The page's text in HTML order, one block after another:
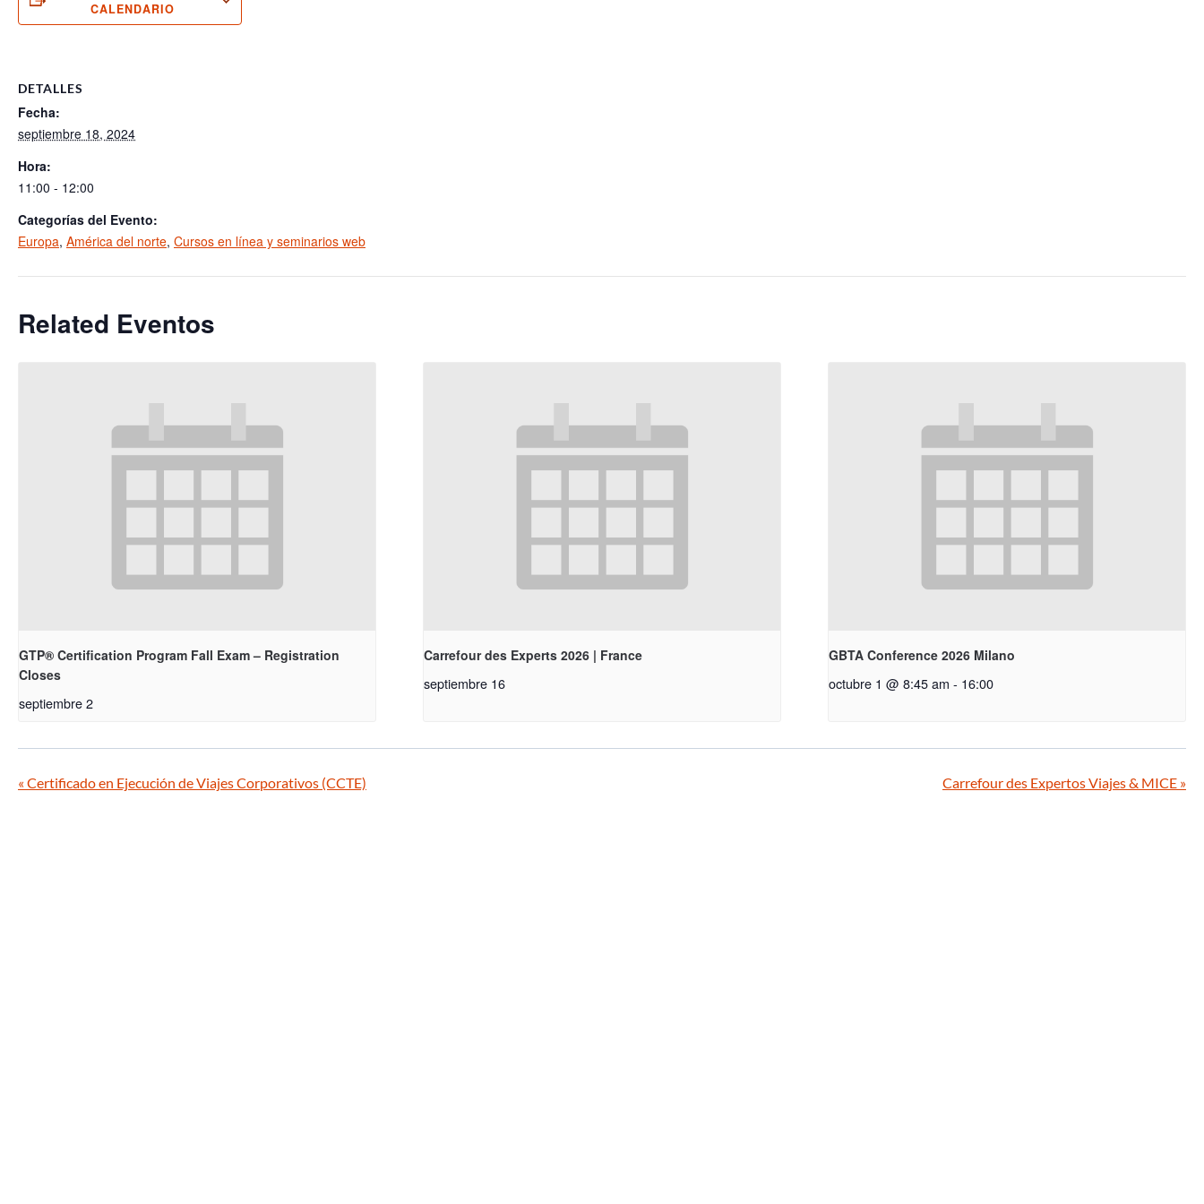
CALENDARIO
DETALLES
Fecha:
septiembre 18, 2024
Hora:
11:00 - 12:00
Categorías del Evento:
Europa, América del norte, Cursos en línea y seminarios web
Related Eventos
GTP® Certification Program Fall Exam – Registration
Closes
septiembre 2
Carrefour des Experts 2026 | France
septiembre 16
GBTA Conference 2026 Milano
octubre 1 @ 8:45 am - 16:00
« Certificado en Ejecución de Viajes Corporativos (CCTE) Carrefour des Expertos Viajes & MICE »